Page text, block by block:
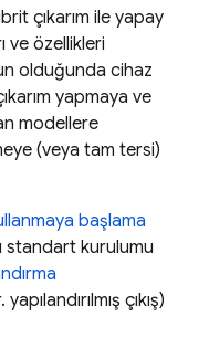
çıkarım ile yapay
ve özellikleri
olduğunda cihaz
yapmaya ve
modellere
(veya tam tersi)
başlama
standart kurulumu
yapılandırılmış çıkış)